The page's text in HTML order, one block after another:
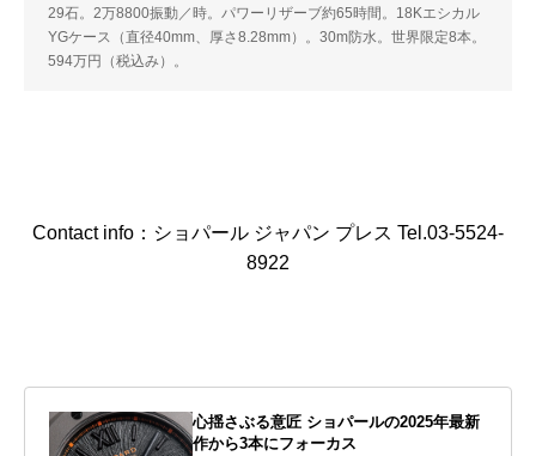
29石。2万8800振動／時。パワーリザーブ約65時間。18Kエシカル
YGケース（直径40mm、厚さ8.28mm）。30m防水。世界限定8本。
594万円（税込み）。
Contact info：ショパール ジャパン プレス Tel.03-5524-
8922
心揺さぶる意匠 ショパールの2025年最新
作から3本にフォーカス